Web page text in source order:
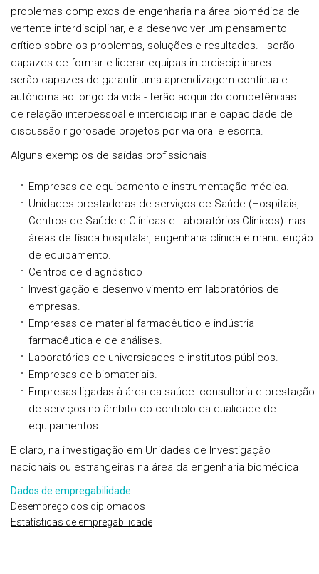
problemas complexos de engenharia na área biomédica de
vertente interdisciplinar, e a desenvolver um pensamento
crítico sobre os problemas, soluções e resultados. - serão
capazes de formar e liderar equipas interdisciplinares. -
serão capazes de garantir uma aprendizagem contínua e
autónoma ao longo da vida - terão adquirido competências
de relação interpessoal e interdisciplinar e capacidade de
discussão rigorosade projetos por via oral e escrita.
Alguns exemplos de saídas profissionais
Empresas de equipamento e instrumentação médica.
Unidades prestadoras de serviços de Saúde (Hospitais,
Centros de Saúde e Clínicas e Laboratórios Clínicos): nas
áreas de física hospitalar, engenharia clínica e manutenção
de equipamento.
Centros de diagnóstico
Investigação e desenvolvimento em laboratórios de
empresas.
Empresas de material farmacêutico e indústria
farmacêutica e de análises.
Laboratórios de universidades e institutos públicos.
Empresas de biomateriais.
Empresas ligadas à área da saúde: consultoria e prestação
de serviços no âmbito do controlo da qualidade de
equipamentos
E claro, na investigação em Unidades de Investigação
nacionais ou estrangeiras na área da engenharia biomédica
Dados de empregabilidade
Desemprego dos diplomados
Estatísticas de empregabilidade